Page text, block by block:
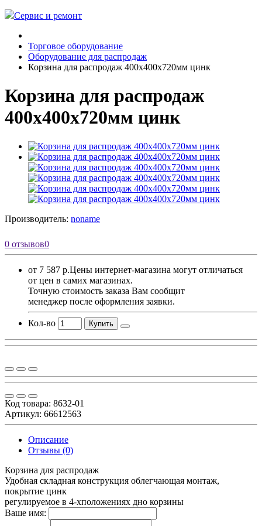
Сервис и ремонт
Торговое оборудование
Оборудование для распродаж
Корзина для распродаж 400x400х720мм цинк
Корзина для распродаж
400x400х720мм цинк
Производитель: noname
0 отзывов0
от 7 587 р.Цены интернет-магазина могут отличаться
от цен в самих магазинах.
Точную стоимость заказа Вам сообщит
менеджер после оформления заявки.
Кол-во Купить
Код товара: 8632-01
Артикул: 66612563
Описание
Отзывы (0)
Корзина для распродаж
Удобная складная конструкция облегчающая монтаж,
покрытие цинк
регулируемое в 4-хположениях дно корзины
Ваше имя: